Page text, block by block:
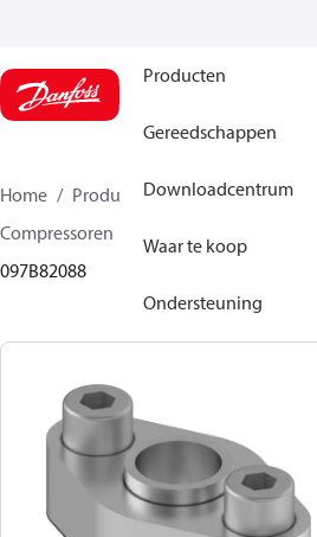
Producten
Gereedschappen
Downloadcentrum
Waar te koop
Ondersteuning
Home Producten
Climate
Compressoren
BOCK
097B82088